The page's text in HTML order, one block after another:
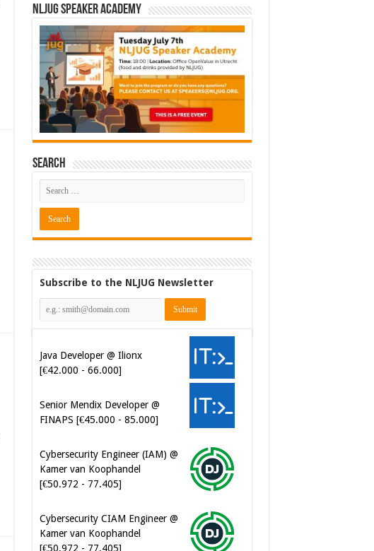
NLJUG Speaker Academy
Search
Subscribe to the NLJUG Newsletter
[€42.000 - 66.000]
FINAPS [€45.000 - 85.000]
Kamer van Koophandel
[€50.972 - 77.405]
Kamer van Koophandel
[€50.972 - 77.405]